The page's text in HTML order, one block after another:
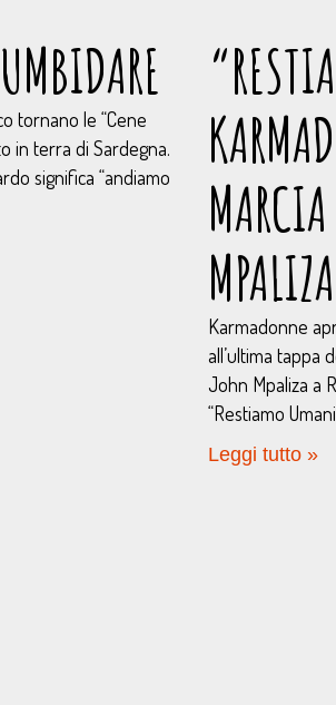
tornano le “Cene
in terra di Sardegna.
significa “andiamo
MPALIZA
Karmadonne
all’ultima tappa
John Mpaliza a
“Restiamo
Leggi tutto »